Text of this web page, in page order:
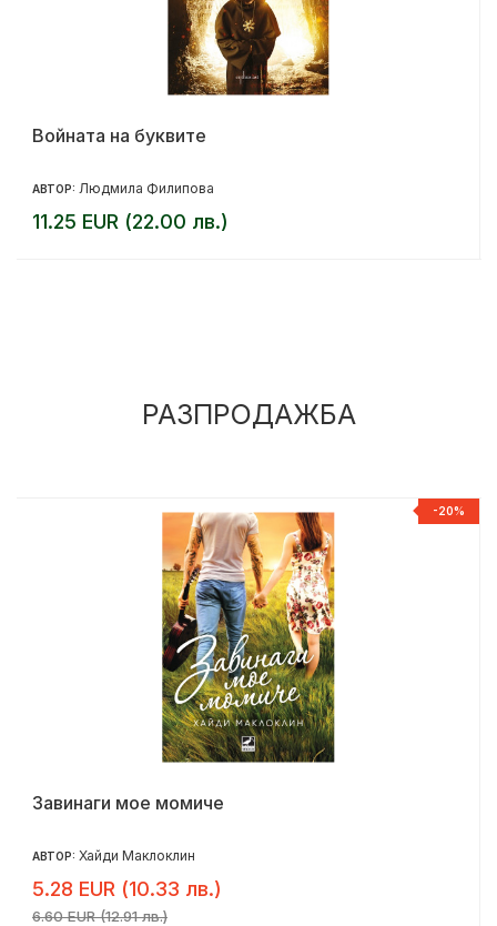
Войната на буквите
АВТОР: Людмила Филипова
11.25 EUR (22.00 лв.)
РАЗПРОДАЖБА
-20%
Завинаги мое момиче
АВТОР: Хайди Маклоклин
5.28 EUR (10.33 лв.)
6.60 EUR (12.91 лв.)